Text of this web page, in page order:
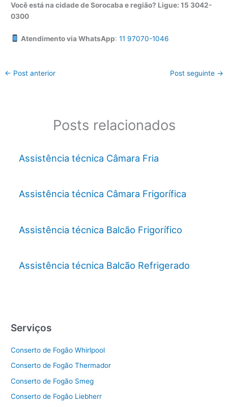
Você está na cidade de Sorocaba e região? Ligue: 15 3042-
0300
Atendimento via WhatsApp: 11 97070-1046
← Post anterior Post seguinte →
Posts relacionados
Assistência técnica Câmara Fria
Assistência técnica Câmara Frigorífica
Assistência técnica Balcão Frigorífico
Assistência técnica Balcão Refrigerado
Serviços
Conserto de Fogão Whirlpool
Conserto de Fogão Thermador
Conserto de Fogão Smeg
Conserto de Fogão Liebherr